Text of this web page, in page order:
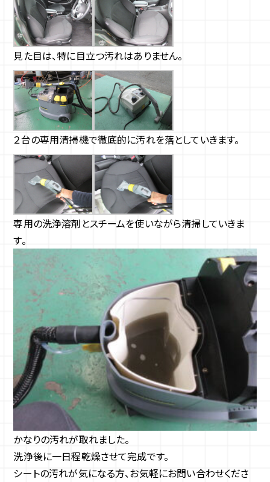
見た目は、特に目立つ汚れはありません。
２台の専用清掃機で徹底的に汚れを落としていきます。
専用の洗浄溶剤とスチームを使いながら清掃していきま
す。
かなりの汚れが取れました。
洗浄後に一日程乾燥させて完成です。
シートの汚れが気になる方、お気軽にお問い合わせくださ